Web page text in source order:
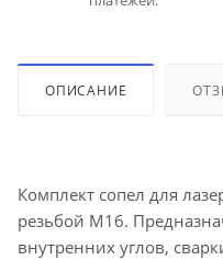
ОПИСАНИЕ
Комплект сопел для
резьбой М16.
внутренних углов,